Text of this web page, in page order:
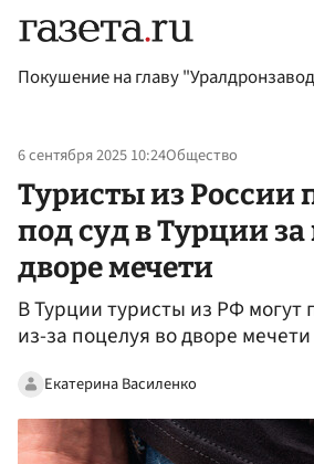
Покушение на главу
6 сентября 2025 10:24Общество
Туристы из России
под суд в Турции
дворе мечети
В Турции туристы из РФ могут
из-за поцелуя во дворе мечети
Екатерина Василенко